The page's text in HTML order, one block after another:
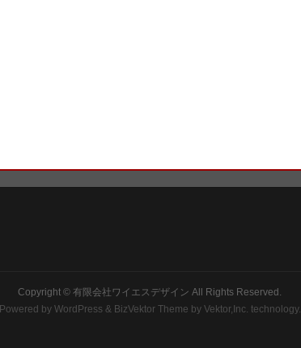
Copyright © 有限会社ワイエスデザイン All Rights Reserved.
Powered by WordPress & BizVektor Theme by Vektor,Inc. technology.